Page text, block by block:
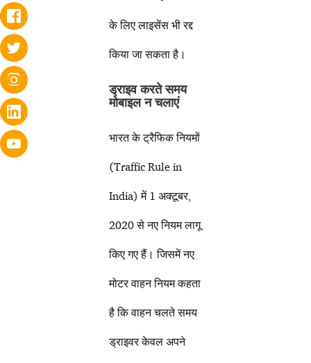
के लिए लाइसेंस भी रद्द
किया जा सकता है।
ड्राइव करते समय
मोबाइल न चलाएं
भारत के ट्रैफिक नियमों
(Traffic Rule in
India) में 1 अक्टूबर,
2020 से नए नियम लागू
किए गए हैं। जिसमें नए
मोटर वाहन नियम कहता
है कि वाहन चलते समय
ड्राइवर केवल अपने